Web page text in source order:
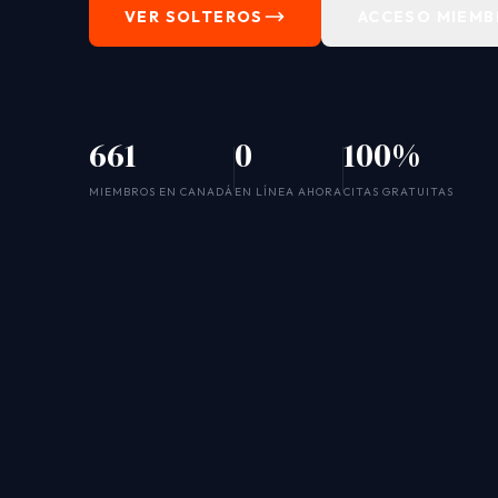
VER SOLTEROS
661
MIEMBROS EN CANADÁ
0
EN LÍNEA AHORA
100%
CITAS GRATUITAS